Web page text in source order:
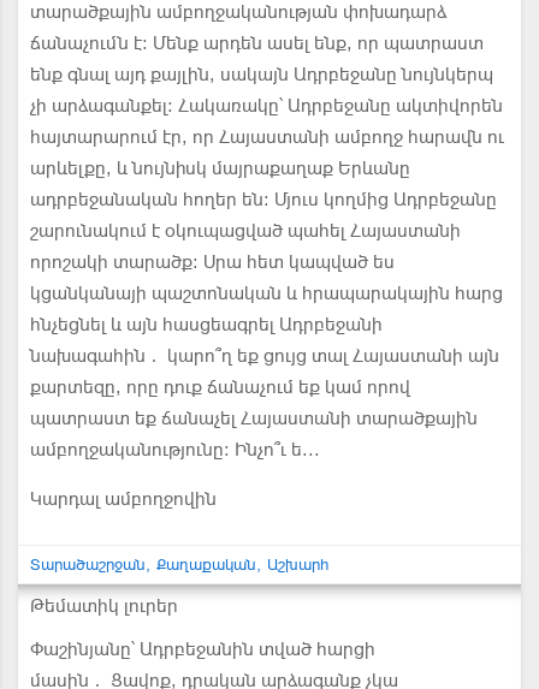
տարածքային ամբողջականության փոխադարձ
ճանաչումն է։ Մենք արդեն ասել ենք, որ պատրաստ
ենք գնալ այդ քայլին, սակայն Ադրբեջանը նույնկերպ
չի արձագանքել։ Հակառակը՝ Ադրբեջանը ակտիվորեն
հայտարարում էր, որ Հայաստանի ամբողջ հարավն ու
արևելքը, և նույնիսկ մայրաքաղաք Երևանը
ադրբեջանական հողեր են։ Մյուս կողմից Ադրբեջանը
շարունակում է օկուպացված պահել Հայաստանի
որոշակի տարածք։ Սրա հետ կապված ես
կցանկանայի պաշտոնական և հրապարակային հարց
հնչեցնել և այն հասցեագրել Ադրբեջանի
նախագահին․ կարո՞ղ եք ցույց տալ Հայաստանի այն
քարտեզը, որը դուք ճանաչում եք կամ որով
պատրաստ եք ճանաչել Հայաստանի տարածքային
ամբողջականությունը։ Ինչո՞ւ ե...
Կարդալ ամբողջովին
Տարածաշրջան Քաղաքական Աշխարհ
Թեմատիկ լուրեր
Փաշինյանը՝ Ադրբեջանին տված հարցի
մասին․ Ցավոք, դրական արձագանք չկա